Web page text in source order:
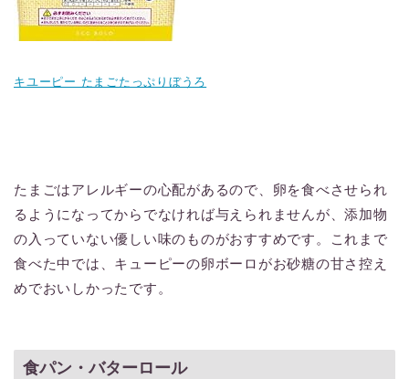
キユーピー たまごたっぷりぼうろ
たまごはアレルギーの心配があるので、卵を食べさせられ
るようになってからでなければ与えられませんが、添加物
の入っていない優しい味のものがおすすめです。これまで
食べた中では、キューピーの卵ボーロがお砂糖の甘さ控え
めでおいしかったです。
食パン・バターロール